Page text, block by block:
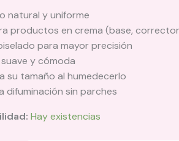
natural y uniforme
productos en crema (base,
para mayor precisión
y cómoda
su tamaño al humedecerlo
difuminación sin parches
Hay existencias